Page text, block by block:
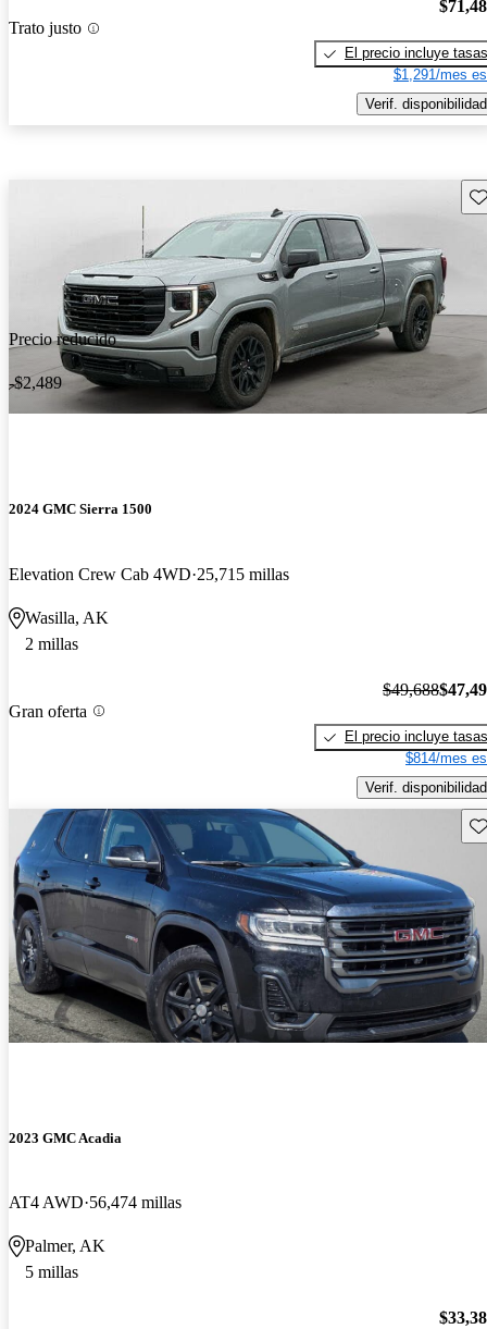
Trato justo
El precio incluye tasas
$1,291/mes
Verif. disponibilidad
Precio reducido
-$2,489
2024 GMC Sierra 1500
Elevation Crew Cab 4WD 25,715 millas
Wasilla, AK
2 millas
Gran oferta
$49,688
El precio incluye tasas
$814/mes
Verif. disponibilidad
2023 GMC Acadia
AT4 AWD 56,474 millas
Palmer, AK
5 millas